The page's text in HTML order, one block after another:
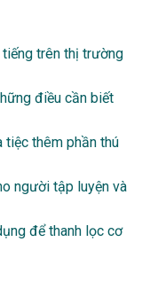
trên thị trường
điều cần biết
tiệc thêm phần thú
người tập luyện và
để thanh lọc cơ